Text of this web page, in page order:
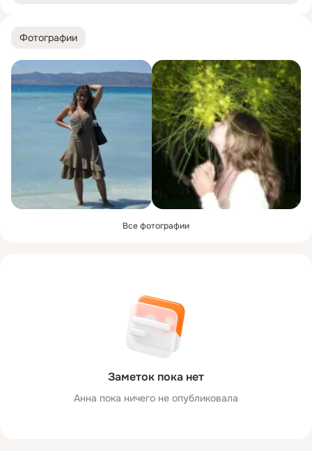
Фотографии
Все фотографии
Заметок пока нет
Анна пока ничего не опубликовала